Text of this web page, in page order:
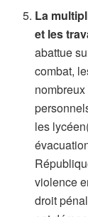
La
et les
abattue
combat,
les
violence
droit